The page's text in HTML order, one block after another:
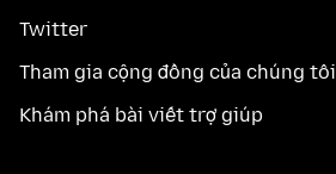
Twitter
Tham gia cộng đồng của chúng tôi
Khám phá bài viết trợ giúp